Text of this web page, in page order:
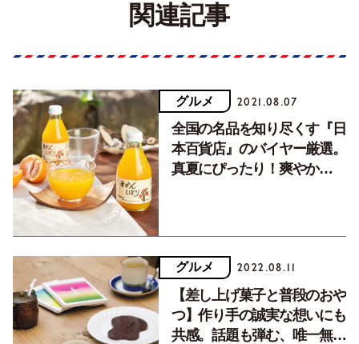
関連記事
グルメ 2021.08.07
全国の名品を知り尽くす『日
本百貨店』のバイヤー厳選。
真夏にぴったり！爽やか
グルメ 2022.08.11
【差し上げ菓子と普段のおや
つ】作り手の誠実な想いにも
共感。話題も弾む、唯一無二